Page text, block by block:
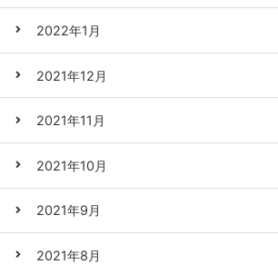
2022年1月
2021年12月
2021年11月
2021年10月
2021年9月
2021年8月